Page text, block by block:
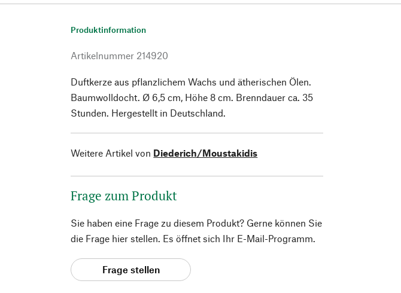
Produktinformation
Artikelnummer 214920
Duftkerze aus pflanzlichem Wachs und ätherischen Ölen.
Baumwolldocht. Ø 6,5 cm, Höhe 8 cm. Brenndauer ca. 35
Stunden. Hergestellt in Deutschland.
Weitere Artikel von Diederich/Moustakidis
Frage zum Produkt
Sie haben eine Frage zu diesem Produkt? Gerne können Sie
die Frage hier stellen. Es öffnet sich Ihr E-Mail-Programm.
Frage stellen